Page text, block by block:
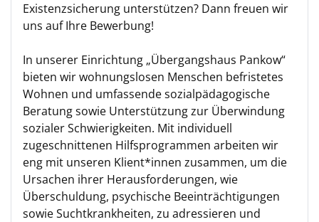
Existenzsicherung unterstützen? Dann freuen wir
uns auf Ihre Bewerbung!
In unserer Einrichtung „Übergangshaus Pankow“
bieten wir wohnungslosen Menschen befristetes
Wohnen und umfassende sozialpädagogische
Beratung sowie Unterstützung zur Überwindung
sozialer Schwierigkeiten. Mit individuell
zugeschnittenen Hilfsprogrammen arbeiten wir
eng mit unseren Klient*innen zusammen, um die
Ursachen ihrer Herausforderungen, wie
Überschuldung, psychische Beeinträchtigungen
sowie Suchtkrankheiten, zu adressieren und